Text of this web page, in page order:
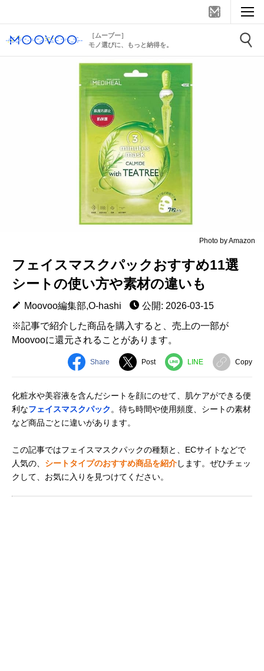
［ムーブー］
モノ選びに、もっと納得を。
Photo by Amazon
フェイスマスクパックおすすめ11選
シートの使い方や素材の違いも
Moovoo編集部,O-hashi
公開: 2026-03-15
※記事で紹介した商品を購入すると、売上の一部が
Moovooに還元されることがあります。
Share Post LINE Copy
化粧水や美容液を含んだシートを顔にのせて、肌ケアができる便
利なフェイスマスクパック 。待ち時間や使用頻度、シートの素材
など商品ごとに違いがあります。
この記事ではフェイスマスクパックの種類と、ECサイトなどで
人気の、 シートタイプのおすすめ商品を紹介します。ぜひチェッ
クして、お気に入りを見つけてください。